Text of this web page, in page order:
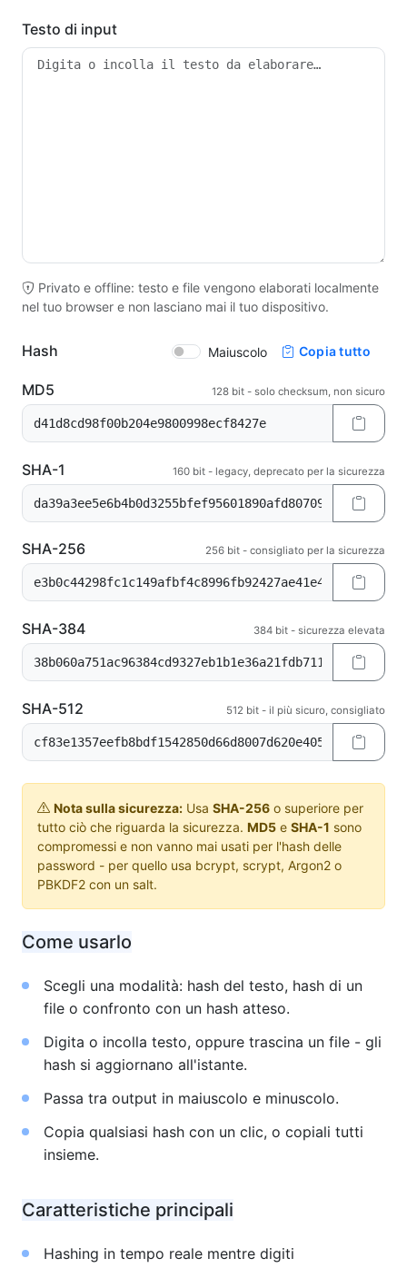
Testo di input
Privato e offline: testo e file vengono elaborati localmente
nel tuo browser e non lasciano mai il tuo dispositivo.
Hash Maiuscolo Copia tutto
MD5 128 bit - solo checksum, non sicuro
SHA-1 160 bit - legacy, deprecato per la sicurezza
SHA-256 256 bit - consigliato per la sicurezza
SHA-384 384 bit - sicurezza elevata
SHA-512 512 bit - il più sicuro, consigliato
Nota sulla sicurezza: Usa SHA-256 o superiore per
tutto ciò che riguarda la sicurezza. MD5 e SHA-1 sono
compromessi e non vanno mai usati per l'hash delle
password - per quello usa bcrypt, scrypt, Argon2 o
PBKDF2 con un salt.
Come usarlo
Scegli una modalità: hash del testo, hash di un
file o confronto con un hash atteso.
Digita o incolla testo, oppure trascina un file - gli
hash si aggiornano all'istante.
Passa tra output in maiuscolo e minuscolo.
Copia qualsiasi hash con un clic, o copiali tutti
insieme.
Caratteristiche principali
Hashing in tempo reale mentre digiti